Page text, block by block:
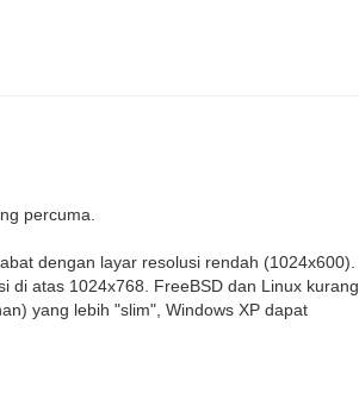
percuma.
dengan layar resolusi rendah (1024x600).
di atas 1024x768. FreeBSD dan Linux kurang
yang lebih "slim", Windows XP dapat